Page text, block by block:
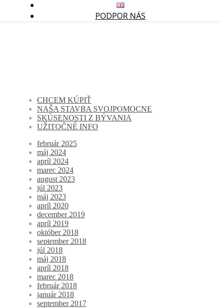
PODPOR NÁS
CHCEM KÚPIŤ
NAŠA STAVBA SVOJPOMOCNE
SKÚSENOSTI Z BÝVANIA
UŽITOČNÉ INFO
február 2025
máj 2024
apríl 2024
marec 2024
august 2023
júl 2023
máj 2023
apríl 2020
december 2019
apríl 2019
október 2018
september 2018
júl 2018
máj 2018
apríl 2018
marec 2018
február 2018
január 2018
september 2017